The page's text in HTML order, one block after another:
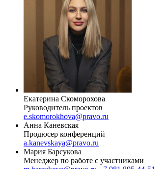
Екатерина Скоморохова
Руководитель проектов
e.skomorokhova@pravo.ru
Анна Каневская
Продюсер конференций
a.kanevskaya@pravo.ru
Мария Барсукова
Менеджер по работе с участниками